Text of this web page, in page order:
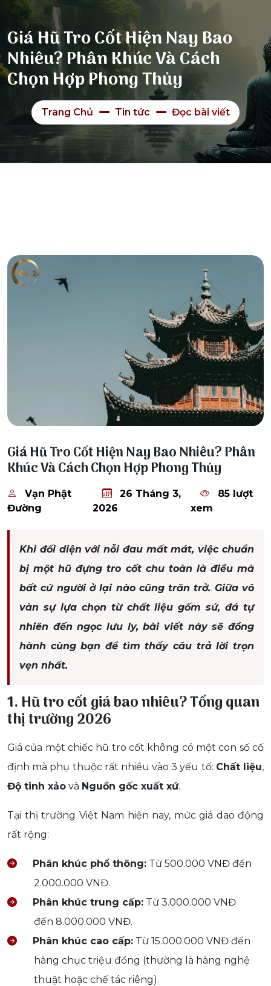
Giá Hũ Tro Cốt Hiện Nay Bao
Nhiêu? Phân Khúc Và Cách
Chọn Hợp Phong Thủy
Trang Chủ Tin tức Đọc bài viết
Giá Hũ Tro Cốt Hiện Nay Bao Nhiêu? Phân
Khúc Và Cách Chọn Hợp Phong Thủy
Vạn Phật
Đường
26 Tháng 3,
2026
85 lượt
xem
Khi đối diện với nỗi đau mất mát, việc chuẩn
bị một hũ đựng tro cốt chu toàn là điều mà
bất cứ người ở lại nào cũng trăn trở. Giữa vô
vàn sự lựa chọn từ chất liệu gốm sứ, đá tự
nhiên đến ngọc lưu ly, bài viết này sẽ đồng
hành cùng bạn để tìm thấy câu trả lời trọn
vẹn nhất.
1. Hũ tro cốt giá bao nhiêu? Tổng quan
thị trường 2026
Giá của một chiếc hũ tro cốt không có một con số cố
định mà phụ thuộc rất nhiều vào 3 yếu tố: Chất liệu,
Độ tinh xảo và Nguồn gốc xuất xứ.
Tại thị trường Việt Nam hiện nay, mức giá dao động
rất rộng:
Phân khúc phổ thông: Từ 500.000 VNĐ đến
2.000.000 VNĐ.
Phân khúc trung cấp: Từ 3.000.000 VNĐ
đến 8.000.000 VNĐ.
Phân khúc cao cấp: Từ 15.000.000 VNĐ đến
hàng chục triệu đồng (thường là hàng nghệ
thuật hoặc chế tác riêng).